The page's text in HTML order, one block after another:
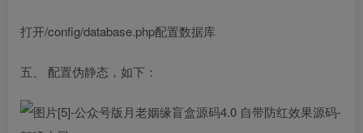
打开/config/database.php配置数据库
五、 配置伪静态，如下：